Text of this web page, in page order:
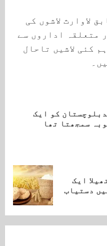
لاوارث لاشوں کی
متعلقہ اداروں سے
کئی لاشیں تاحال
کو ایک
سمجھتا تھا
ایک
دستیاب